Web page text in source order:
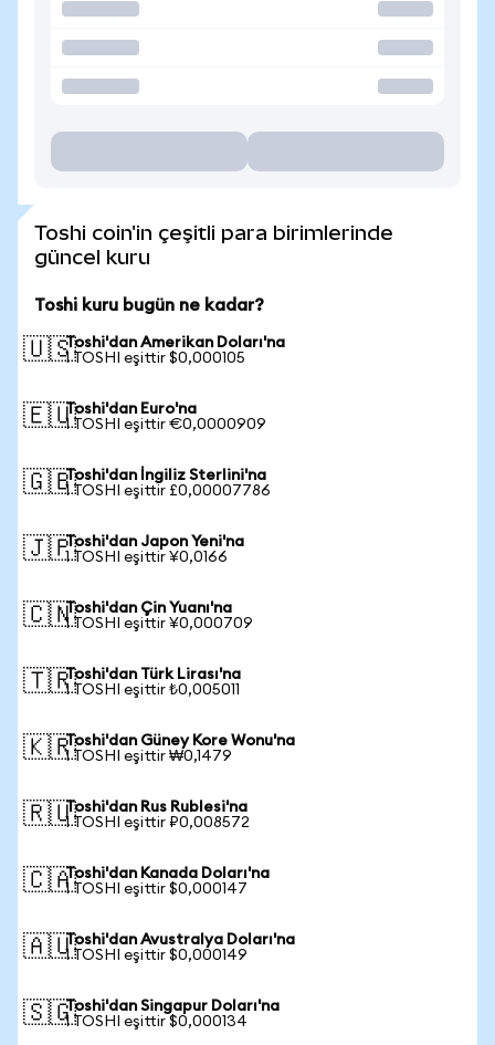
Toshi coin'in çeşitli para birimlerinde
güncel kuru
Toshi kuru bugün ne kadar?
🇺🇸Toshi'dan Amerikan Doları'na
1 TOSHI eşittir $0,000105
🇪🇺Toshi'dan Euro'na
1 TOSHI eşittir €0,0000909
🇬🇧Toshi'dan İngiliz Sterlini'na
1 TOSHI eşittir £0,00007786
🇯🇵Toshi'dan Japon Yeni'na
1 TOSHI eşittir ¥0,0166
🇨🇳Toshi'dan Çin Yuanı'na
1 TOSHI eşittir ¥0,000709
🇹🇷Toshi'dan Türk Lirası'na
1 TOSHI eşittir ₺0,005011
🇰🇷Toshi'dan Güney Kore Wonu'na
1 TOSHI eşittir ₩0,1479
🇷🇺Toshi'dan Rus Rublesi'na
1 TOSHI eşittir ₽0,008572
🇨🇦Toshi'dan Kanada Doları'na
1 TOSHI eşittir $0,000147
🇦🇺Toshi'dan Avustralya Doları'na
1 TOSHI eşittir $0,000149
🇸🇬Toshi'dan Singapur Doları'na
1 TOSHI eşittir $0,000134